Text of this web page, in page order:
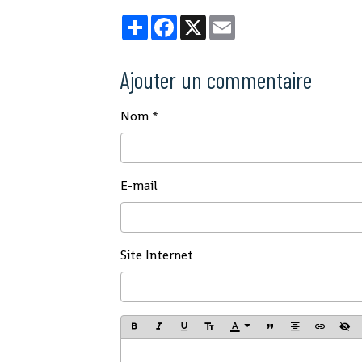
PartagerFacebook
X
Ajouter un commentaire
Nom
E-mail
Site Internet